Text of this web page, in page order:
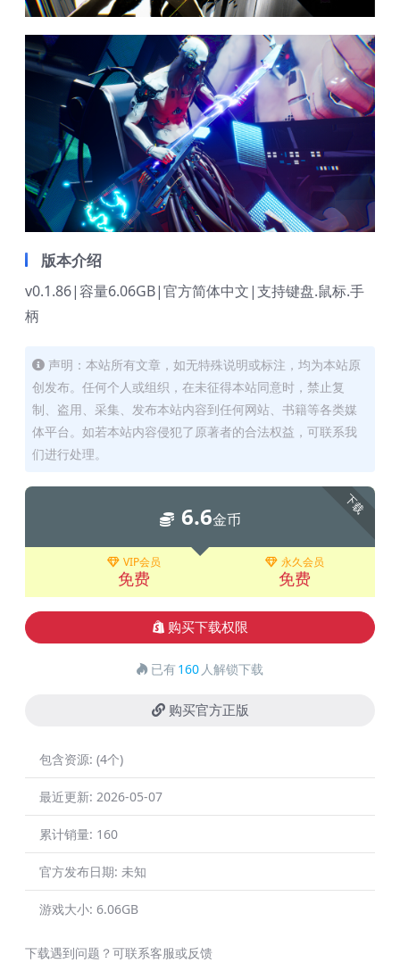
版本介绍
v0.1.86|容量6.06GB|官方简体中文|支持键盘.鼠标.手
柄
声明：本站所有文章，如无特殊说明或标注，均为本站原
创发布。任何个人或组织，在未征得本站同意时，禁止复
制、盗用、采集、发布本站内容到任何网站、书籍等各类媒
体平台。如若本站内容侵犯了原著者的合法权益，可联系我
们进行处理。
下载
6.6金币
VIP会员
免费
永久会员
免费
购买下载权限
已有160 人解锁下载
购买官方正版
包含资源: (4个)
最近更新: 2026-05-07
累计销量: 160
官方发布日期: 未知
游戏大小: 6.06GB
下载遇到问题？可联系客服或反馈